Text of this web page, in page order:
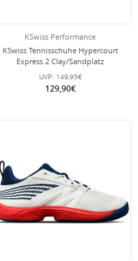
KSwiss Performance
KSwiss Tennisschuhe Hypercourt
Express 2 Clay/Sandplatz
weiss/schwarz Damen
UVP: 149,95€
129,90€